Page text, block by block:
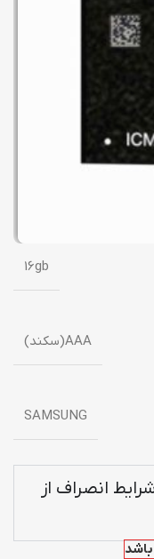
16gb
AAA(سکند)
SAMSUNG
انصراف از